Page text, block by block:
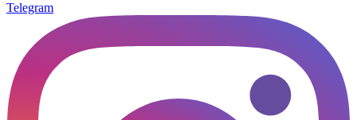
Telegram